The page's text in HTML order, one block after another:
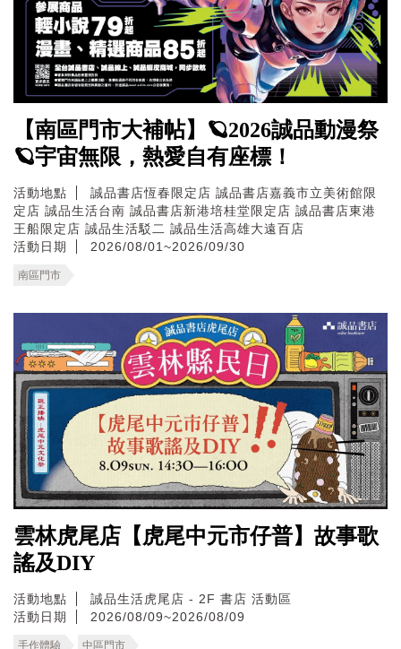
【南區門市大補帖】🪐2026誠品動漫祭
🪐宇宙無限，熱愛自有座標！
活動地點 誠品書店恆春限定店 誠品書店嘉義市立美術館限
定店 誠品生活台南 誠品書店新港培桂堂限定店 誠品書店東港
王船限定店 誠品生活駁二 誠品生活高雄大遠百店
活動日期
2026/08/01~2026/09/30
南區門市
雲林虎尾店【虎尾中元市仔普】故事歌
謠及DIY
活動地點
誠品生活虎尾店 - 2F 書店 活動區
活動日期
2026/08/09~2026/08/09
手作體驗 中區門市